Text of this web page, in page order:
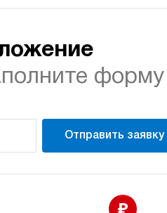
ручной
Отправить заявку